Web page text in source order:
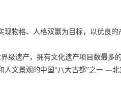
物格、人格双赢为目标，以优良
级遗产，拥有文化遗产项目数最多
人文景观的中国“八大古都”之一 —